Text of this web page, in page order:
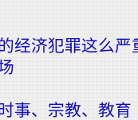
经济犯罪这么严
事、宗教、教育